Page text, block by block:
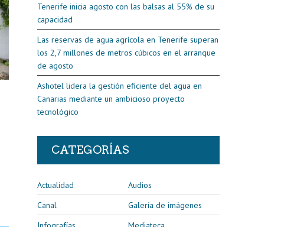
Tenerife inicia agosto con las balsas al 55% de su
capacidad
Las reservas de agua agrícola en Tenerife superan
los 2,7 millones de metros cúbicos en el arranque
de agosto
Ashotel lidera la gestión eficiente del agua en
Canarias mediante un ambicioso proyecto
tecnológico
CATEGORÍAS
Actualidad
Audios
Canal
Galería de imágenes